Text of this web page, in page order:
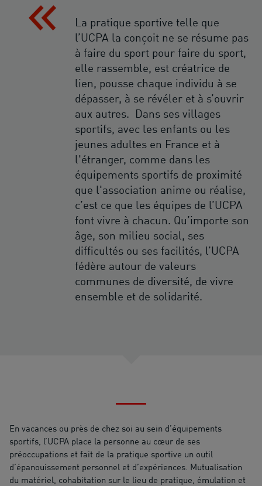
La pratique sportive telle que
l’UCPA la conçoit ne se résume pas
à faire du sport pour faire du sport,
elle rassemble, est créatrice de
lien, pousse chaque individu à se
dépasser, à se révéler et à s’ouvrir
aux autres. Dans ses villages
sportifs, avec les enfants ou les
jeunes adultes en France et à
l'étranger, comme dans les
équipements sportifs de proximité
que l'association anime ou réalise,
c’est ce que les équipes de l’UCPA
font vivre à chacun. Qu’importe son
âge, son milieu social, ses
difficultés ou ses facilités, l’UCPA
fédère autour de valeurs
communes de diversité, de vivre
ensemble et de solidarité.
En vacances ou près de chez soi au sein d’équipements
sportifs, l’UCPA place la personne au cœur de ses
préoccupations et fait de la pratique sportive un outil
d’épanouissement personnel et d’expériences. Mutualisation
du matériel, cohabitation sur le lieu de pratique, émulation et